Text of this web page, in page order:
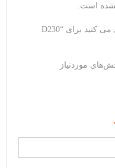
است.
اولین نفری باشید که دیدگاهی را ارسال می کنید برای “D230
موردنیاز